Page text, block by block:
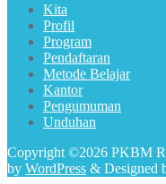
Kita
Profil
Program
Pendaftaran
Metode Belajar
Kantor
Pengumuman
Unduhan
Copyright ©2026 PKBM
by WordPress & Designed